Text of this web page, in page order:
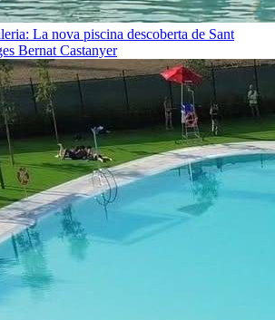
La nova piscina descoberta de Sant
Bernat Castanyer